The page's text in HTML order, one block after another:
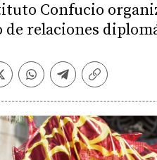
Confucio
de relaciones
Whatsapp
Telegram
Copiar